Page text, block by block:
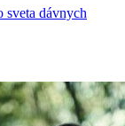
sveta dávnych